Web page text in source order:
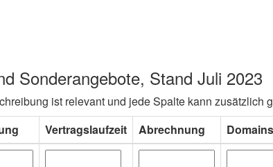
Sonderangebote, Stand Juli 2023
ist relevant und jede Spalte kann zusätzlich
Vertragslaufzeit Abrechnung